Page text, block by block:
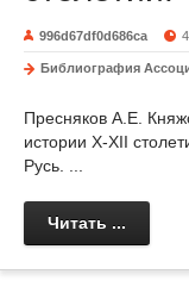
996d67df0d686ca
Библиография
Пресняков А.Е.
истории X-XII
Русь. ...
Читать ...